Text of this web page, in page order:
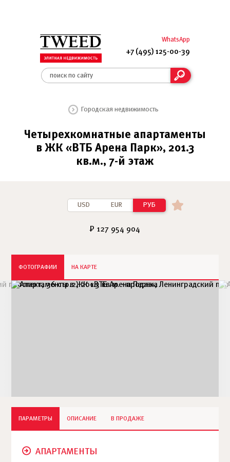
WhatsApp
+7 (495) 125-00-39
Городская недвижимость
Четырехкомнатные апартаменты
в ЖК «ВТБ Арена Парк», 201.3
кв.м., 7-й этаж
USD EUR РУБ
₽ 127 954 904
ФОТОГРАФИИ НА КАРТЕ
ПАРАМЕТРЫ ОПИСАНИЕ В ПРОДАЖЕ
АПАРТАМЕНТЫ